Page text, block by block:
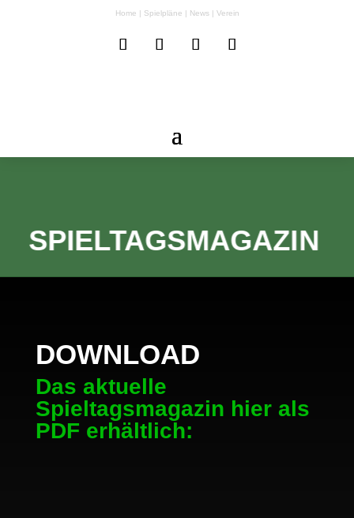
Home | Spielpläne | News| Verein
SPIELTAGSMAGAZIN
DOWNLOAD
Das aktuelle
Spieltagsmagazin hier als
PDF erhältlich: